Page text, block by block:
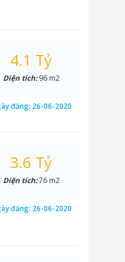
4.1 Tỷ
Diện tích:96 m2
đăng: 26-06-2020
3.6 Tỷ
Diện tích:76 m2
đăng: 26-06-2020